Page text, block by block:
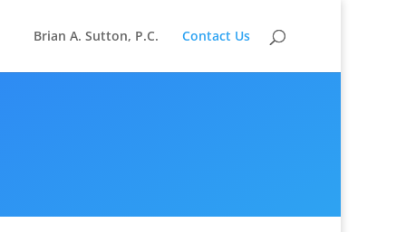
Brian A. Sutton, P.C. Contact Us